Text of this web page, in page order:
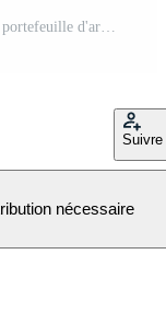
Suivre
nécessaire